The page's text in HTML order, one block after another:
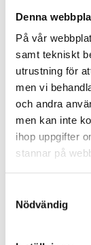
Denna
På vår
samt tekniskt
utrustning för
men vi
och andra
men kan inte
ihop uppgifter
stannar på
Nödvändig
för egen
också att vid
inte kunnat
larmet
åtgärder, men
larm
ifrågasatte
koppla ur
ARN inledde
orsakat felet
felet varit